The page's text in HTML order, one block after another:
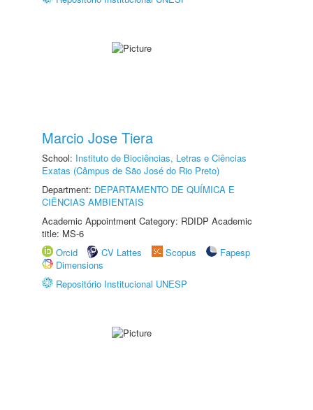
Marcio Jose Tiera
School: Instituto de Biociências, Letras e Ciências
Exatas (Câmpus de São José do Rio Preto)
Department: DEPARTAMENTO DE QUÍMICA E
CIÊNCIAS AMBIENTAIS
Academic Appointment Category: RDIDP Academic
title: MS-6
Orcid
CV Lattes Scopus
Fapesp
Dimensions
Repositório Institucional UNESP